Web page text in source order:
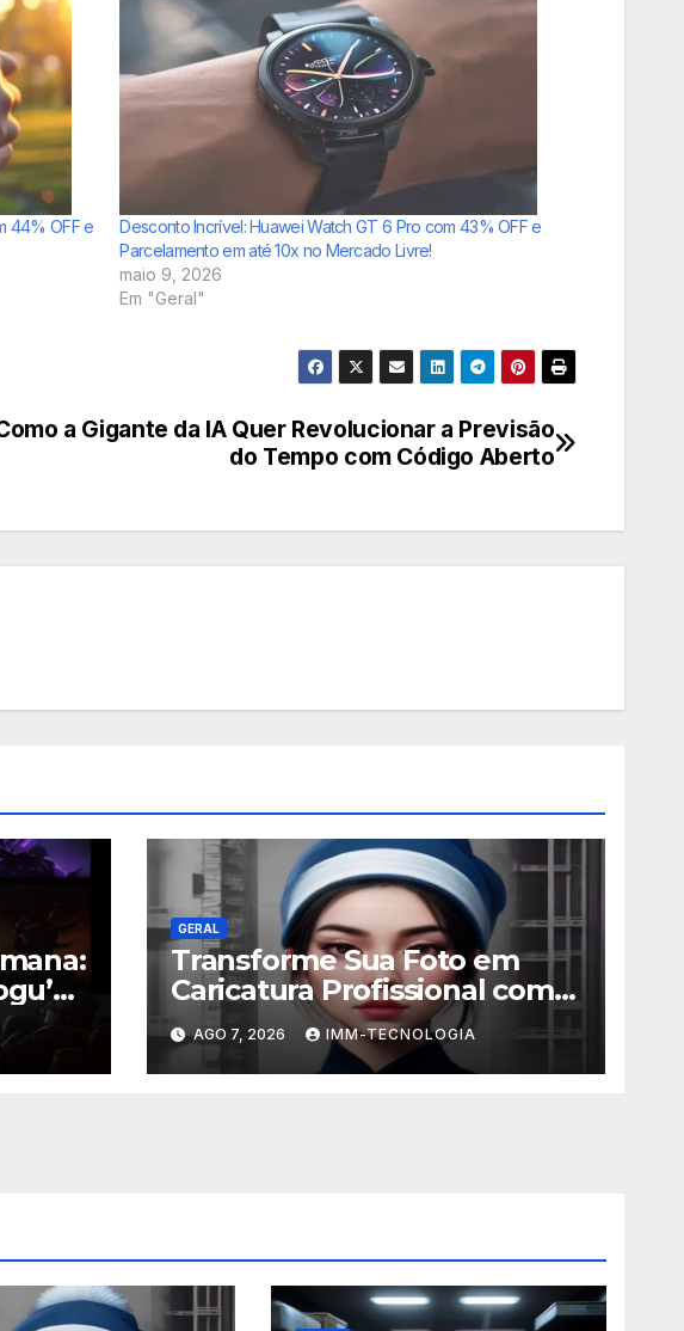
44% OFF e
Desconto Incrível: Huawei Watch GT 6 Pro com 43% OFF e
Parcelamento em até 10x no Mercado Livre!
maio 9, 2026
Em "Geral"
a Gigante da IA Quer Revolucionar a Previsão
do Tempo com Código Aberto
GERAL
Transforme Sua Foto em
Caricatura Profissional com
ChatGPT: A Nova Trend
Digital Explicada
AGO 7, 2026 IMM-TECNOLOGIA